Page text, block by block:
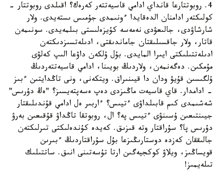
4. روبوتتارعا قانداي ادامي قاسيەتتەر كەرەك؟ اقىلدى روبوتتار -
كولىكتەر ادامنان الدەقايدا ءونىمدى جۇمىس ىستەيدى. ولار
شارشاۋدى، جالىعۋدى نەمەسە كۇيزەلىستى بىلمەيدى. سونىمەن
قاتار، ولار جاقسىلىقتان جاماندىقتى، ادىلەتسىزدىكتەن
ادىلەتتىلىكتى ايىرا المايدى. بۇل ۇلكەن داۋعا الىپ كەلۋى
مۇمكىن. دەگەنمەن، ولاردىڭ بويىنا، ادامي قاسيەتتەردىڭ
ۇلگىسىن قۇيۋ ودان دا قيىنىراق. ويتكەنى، ونى تاڭدايتىن ءبىز
- ادامدار. قاي قاسيەت ماڭىزدى دەپ ەسەپتەيسىز؟ "ەڭ دۇرىس"
شەشىمدى كىم قابىلداۋى ءتيىس؟ ءاربىر ەل ادامي قۇندىلىقتار
جيىنتىعىن ۇسىنۋى ءتيىس پە؟ ال، روبوتقا تاڭداۋ قۇقىعىن بەرۋ
دۇرىس پا؟ سۇراقتار وتە قىزىق. كەيدە كۇندەلىكتى تىرلىكتەن
جالىققان كەزدە دوستارىڭىزعا بۇل سۇراقتاردىڭ ءبىرىن
قويساڭىز، ويلاۋ كوكجيەگىن ارتا تۇسەتىنى انىق. ساتتىلىك
تىلەيمىز!